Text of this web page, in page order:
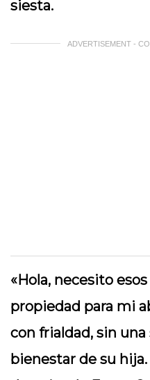
siesta.
ADVERTISEMENT -
«Hola, necesito
propiedad para mi
con frialdad, sin
bienestar de su